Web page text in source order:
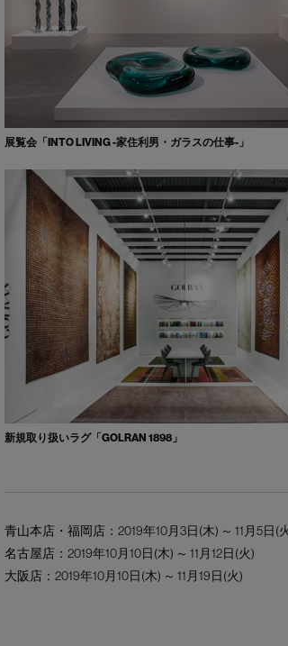
展覧会「INTO LIVING -家住利男・ガラスの仕事-」
新規取り扱いラグ「GOLRAN 1898」
青山本店 ・ 福岡店 ：2019年10月3日(木) ～ 11月5日(
名古屋店 ：2019年10月10日(木) ～ 11月12日(火)
大阪店 ：2019年10月10日(木) ～ 11月19日(火)